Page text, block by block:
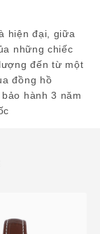
hiện đại, giữa
những chiếc
đến từ một
đồng hồ
hành 3 năm